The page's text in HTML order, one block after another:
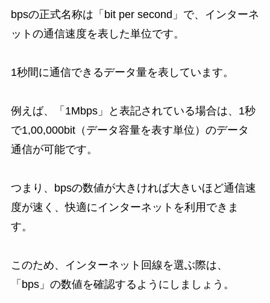
bpsの正式名称は「bit per second」で、インターネ
ットの通信速度を表した単位です。
1秒間に通信できるデータ量を表しています。
例えば、「1Mbps」と表記されている場合は、1秒
で1,00,000bit（データ容量を表す単位）のデータ
通信が可能です。
つまり、bpsの数値が大きければ大きいほど通信速
度が速く、快適にインターネットを利用できま
す。
このため、インターネット回線を選ぶ際は、
「bps」の数値を確認するようにしましょう。